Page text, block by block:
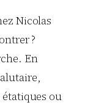
Nicolas
?
En
ou